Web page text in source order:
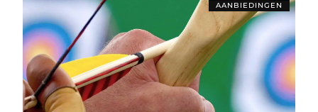
AANBIEDINGEN